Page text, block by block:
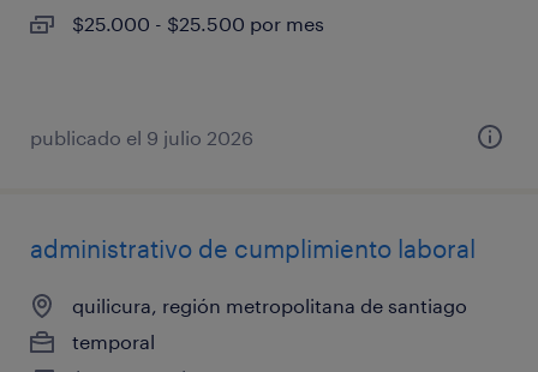
$25.000 - $25.500 por mes
publicado el 9 julio 2026
administrativo de cumplimiento laboral
quilicura, región metropolitana de santiago
temporal